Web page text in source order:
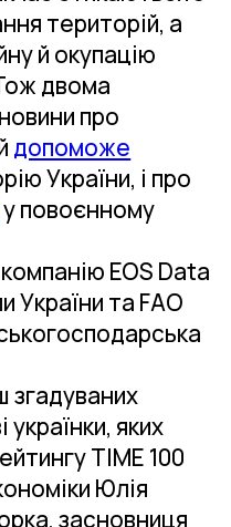
територій, а
й окупацію
двома
про
допоможе
України, і про
у повоєнному
EOS Data
України та FAO
згадуваних
українки, яких
TIME 100
Юлія
засновниця